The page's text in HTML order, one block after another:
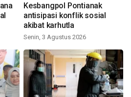
Kesbangpol Pontianak
antisipasi konflik sosial
akibat karhutla
Senin, 3 Agustus 2026